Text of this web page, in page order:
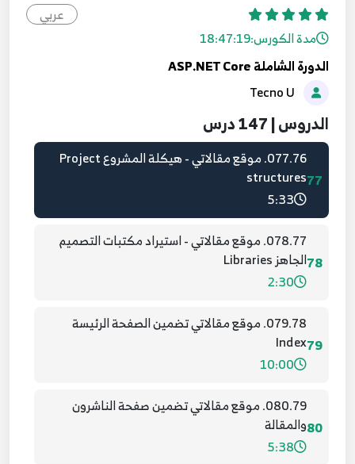
عربي
مدة الكورس:18:47:19
الدورة الشاملة ASP.NET Core
الدروس | 147 درس
75
- Deploy Website to Server
8:16
76
076.75. مقدمة عن مشروع تطوير موقع مقالاتي -
ASP.NET Core
6:24
77
077.76. موقع مقالاتي - هيكلة المشروع Project
structures
5:33
78
078.77. موقع مقالاتي - استيراد مكتبات التصميم
الجاهز Libraries
2:30
79
079.78. موقع مقالاتي تضمين الصفحة الرئيسة
Index
10:00
80
080.79. موقع مقالاتي تضمين صفحة الناشرون
والمقالة
5:38